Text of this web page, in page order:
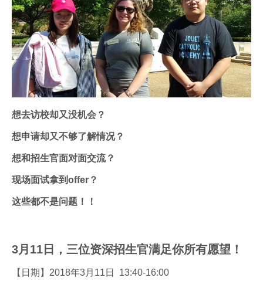
想去访校却又没机会？
想申请却又不够了解情况？
想和招生官面对面交流？
现场面试拿到offer？
这些都不是问题！！
3月11日，三位资深招生官满足你所有愿望！
【日期】2018年3月11日 13:40-16:00